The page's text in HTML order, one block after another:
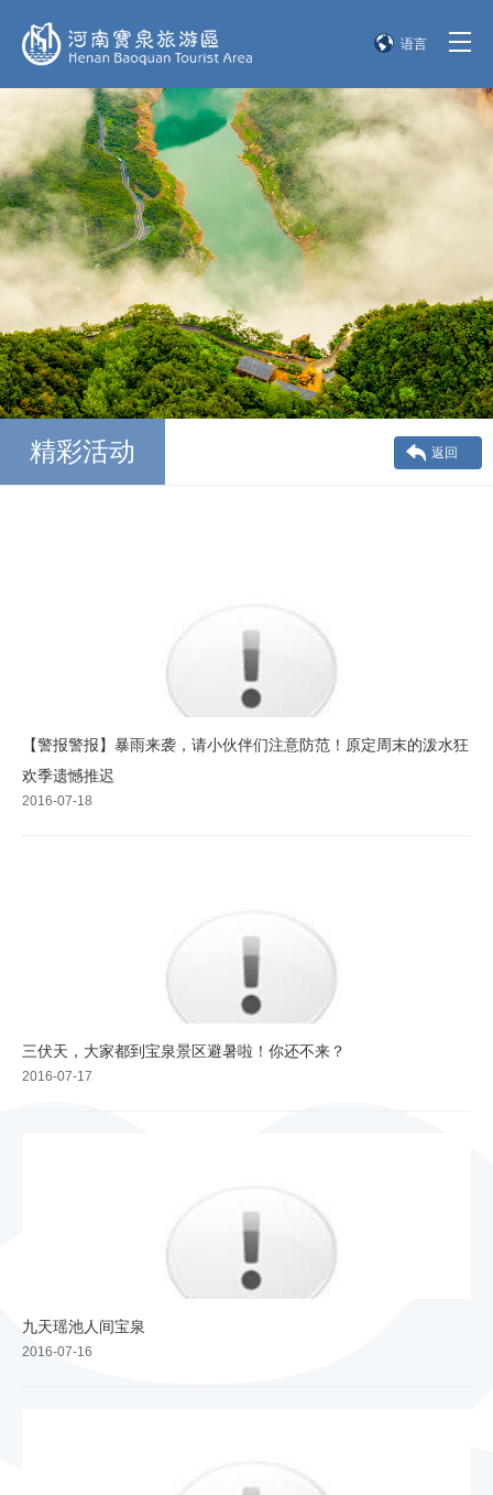
语言
English
한국어
日本語
精彩活动 返回
【警报警报】暴雨来袭，请小伙伴们注意防范！原定周末的泼水狂
欢季遗憾推迟
2016-07-18
三伏天，大家都到宝泉景区避暑啦！你还不来？
2016-07-17
九天瑶池人间宝泉
2016-07-16